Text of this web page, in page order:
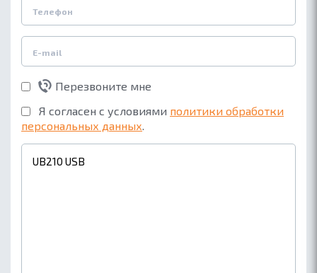
Перезвоните мне
Я согласен с условиями политики обработки
персональных данных.